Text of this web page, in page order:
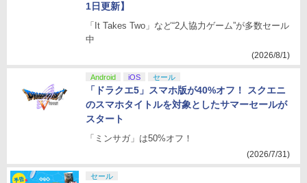
1日更新】
「It Takes Two」など“2人協力ゲーム”が多数セール
中
(2026/8/1)
Android iOS セール
「ドラクエ5」スマホ版が40%オフ！ スクエニ
のスマホタイトルを対象としたサマーセールが
スタート
「ミンサガ」は50%オフ！
(2026/7/31)
セール